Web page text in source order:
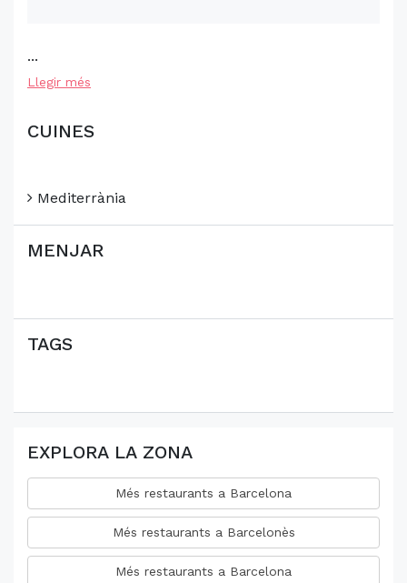
...
Llegir més
CUINES
Mediterrània
MENJAR
TAGS
EXPLORA LA ZONA
Més restaurants a Barcelona
Més restaurants a Barcelonès
Més restaurants a Barcelona